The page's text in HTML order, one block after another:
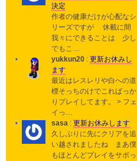
決定
作者の健康だけが心配なシ
リーズですが 休載に間
我々にできることは 少し
でもこ…
yukkun20 : 更新お休みし
ます
最近はレスレリや白への道
標そっちのけでこればっか
りプレイしてます。 > フェ
イっ…
sasa : 更新お休みします
久しぶりに先にクリアを追
い越されましたね まあ僕
もほとんどプレイをサボっ